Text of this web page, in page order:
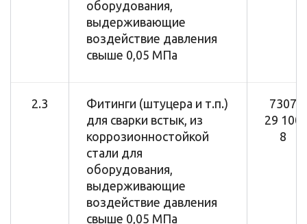
оборудования,
выдерживающие
воздействие давления
свыше 0,05 МПа
2.3
Фитинги (штуцера и т.п.)
для сварки встык, из
коррозионностойкой
стали для
оборудования,
выдерживающие
воздействие давления
свыше 0,05 МПа
7307
29 100
8